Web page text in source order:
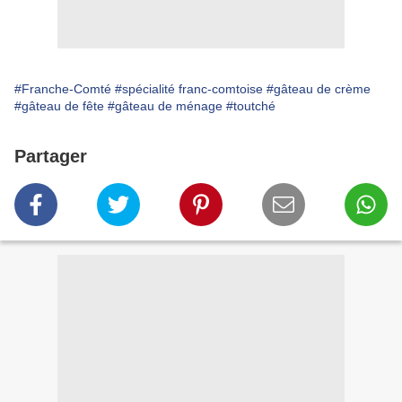
#Franche-Comté #spécialité franc-comtoise #gâteau de crème
#gâteau de fête #gâteau de ménage #toutché
Partager